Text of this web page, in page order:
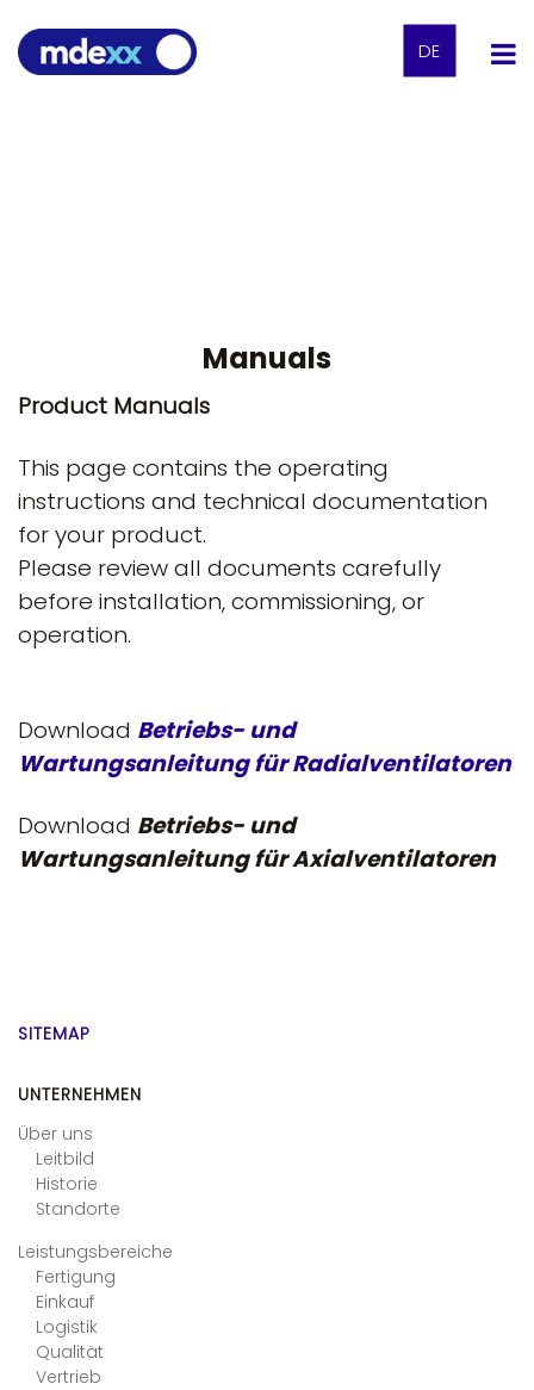
DE
Manuals
Product Manuals
This page contains the operating
instructions and technical documentation
for your product.
Please review all documents carefully
before installation, commissioning, or
operation.
Download Betriebs- und
Wartungsanleitung für Radialventilatoren
Download Betriebs- und
Wartungsanleitung für Axialventilatoren
SITEMAP
UNTERNEHMEN
Über uns
Leitbild
Historie
Standorte
Leistungsbereiche
Fertigung
Einkauf
Logistik
Qualität
Vertrieb